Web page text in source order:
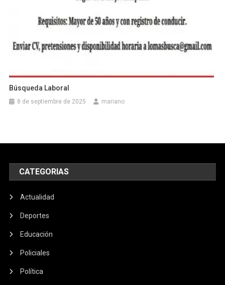
Búsqueda Laboral
8 de septiembre de 2025 mariano
CATEGORIAS
Actualidad
Deportes
Educación
Policiales
Política